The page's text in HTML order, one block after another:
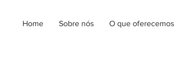
Home Sobre nós O que oferecemos